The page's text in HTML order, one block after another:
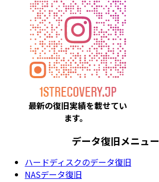
最新の復旧実績を載せてい
ます。
データ復旧メニュー
ハードディスクのデータ復旧
NASデータ復旧